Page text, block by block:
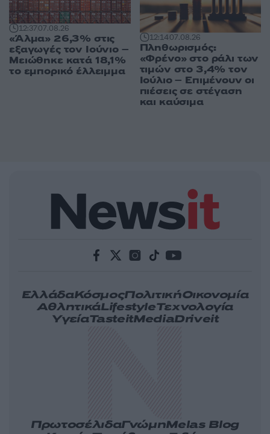
12:3707.08.26
«Άλμα» 26,3% στις
εξαγωγές τον Ιούνιο –
Μειώθηκε κατά 18,1%
το εμπορικό έλλειμμα
12:1407.08.26
Πληθωρισμός:
«Φρένο» στο ράλι των
τιμών στο 3,4% τον
Ιούλιο – Επιμένουν οι
πιέσεις σε στέγαση
και καύσιμα
ΕλλάδαΚόσμοςΠολιτικήΟικονομία
ΑθλητικάLifestyleΤεχνολογία
ΥγείαTasteitMediaDriveit
ΠρωτοσέλιδαΓνώμηMelas Blog